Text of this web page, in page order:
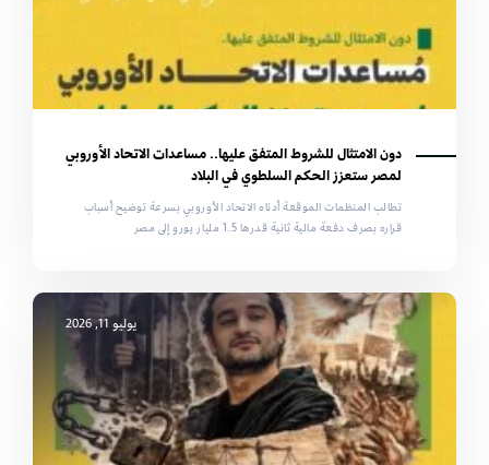
دون الامتثال للشروط المتفق عليها.. مساعدات الاتحاد الأوروبي
لمصر ستعزز الحكم السلطوي في البلاد
تطالب المنظمات الموقعة أدناه الاتحاد الأوروبي بسرعة توضيح أسباب
قراره بصرف دفعة مالية ثانية قدرها 1.5 مليار يورو إلى مصر
يوليو 11, 2026